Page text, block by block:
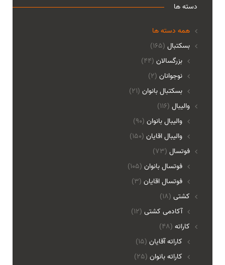
دسته ها
همه دسته ها
(165) بسکتبال
بزرگسالان (44)
نوجوانان (2)
بسکتبال بانوان (21)
(116) والیبال
واليبال بانوان (90)
واليبال اقايان (150)
(73) فوتسال
فوتسال بانوان (105)
فوتسال اقايان (3)
(18) کشتی
آکادمی کشتی (12)
(48) کاراته
کاراته آقایان (15)
کاراته بانوان (25)